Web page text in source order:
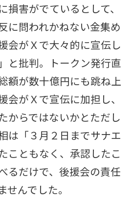
害がでているとして、
に問われかねない金集め
会がＸで大々的に宣伝し
と批判。トークン発行直
額が数十億円にも跳ね上
会がＸで宣伝に加担し、
からではないかとただし
は「３月２日までサナエ
こともなく、承認したこ
るだけで、後援会の責任
せんでした。